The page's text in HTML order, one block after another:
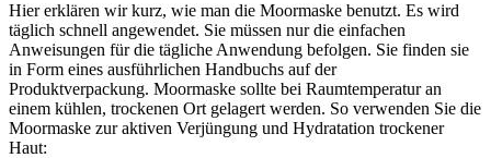
Hier erklären wir kurz, wie man die Moormaske benutzt. Es wird
täglich schnell angewendet. Sie müssen nur die einfachen
Anweisungen für die tägliche Anwendung befolgen. Sie finden sie
in Form eines ausführlichen Handbuchs auf der
Produktverpackung. Moormaske sollte bei Raumtemperatur an
einem kühlen, trockenen Ort gelagert werden. So verwenden Sie die
Moormaske zur aktiven Verjüngung und Hydratation trockener
Haut: